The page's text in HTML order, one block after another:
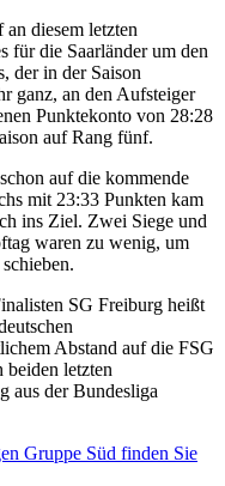
diesem letzten
für die Saarländer um den
der in der Saison
ganz, an den Aufsteiger
Punktekonto von 28:28
auf Rang fünf.
auf die kommende
mit 23:33 Punkten kam
ins Ziel. Zwei Siege und
waren zu wenig, um
SG Freiburg heißt
Abstand auf die FSG
beiden letzten
aus der Bundesliga
Gruppe Süd finden Sie